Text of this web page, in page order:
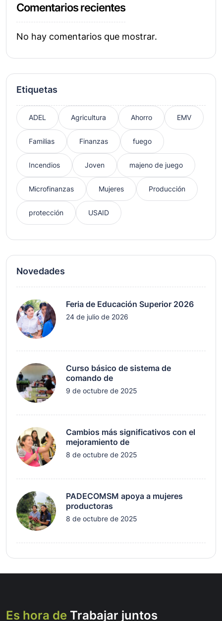
Comentarios recientes
No hay comentarios que mostrar.
Etiquetas
ADEL Agricultura Ahorro EMV
Familias Finanzas fuego
Incendios Joven majeno de juego
Microfinanzas Mujeres Producción
protección USAID
Novedades
Feria de Educación Superior 2026
24 de julio de 2026
Curso básico de sistema de
comando de
9 de octubre de 2025
Cambios más significativos con el
mejoramiento de
8 de octubre de 2025
PADECOMSM apoya a mujeres
productoras
8 de octubre de 2025
Es hora de Trabajar juntos